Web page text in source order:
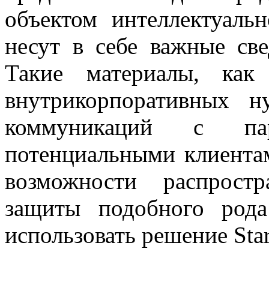
объектом
несут в себе важные
Такие материалы, как
внутрикорпоративных
коммуникаций с
потенциальными
возможности
защиты подобного рода
использовать решение